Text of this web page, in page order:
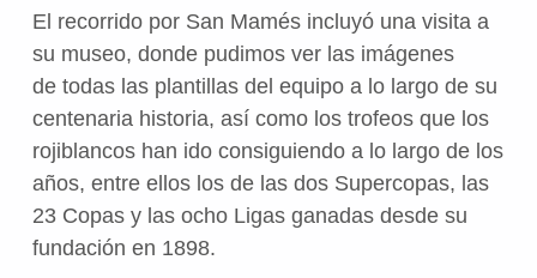
El recorrido por San Mamés incluyó una visita a
su museo, donde pudimos ver las imágenes
de todas las plantillas del equipo a lo largo de su
centenaria historia, así como los trofeos que los
rojiblancos han ido consiguiendo a lo largo de los
años, entre ellos los de las dos Supercopas, las
23 Copas y las ocho Ligas ganadas desde su
fundación en 1898.